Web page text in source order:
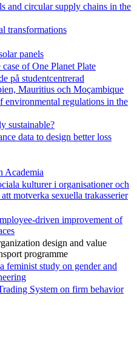
and circular supply chains in the
transformations
panels
of One Planet Plate
på studentcentrerad
Mauritius och Moçambique
environmental regulations in the
sustainable?
data to design better loss
Academia
kulturer i organisationer och
motverka sexuella trakasserier
driven improvement of
design and value
programme
feminist study on gender and
System on firm behavior